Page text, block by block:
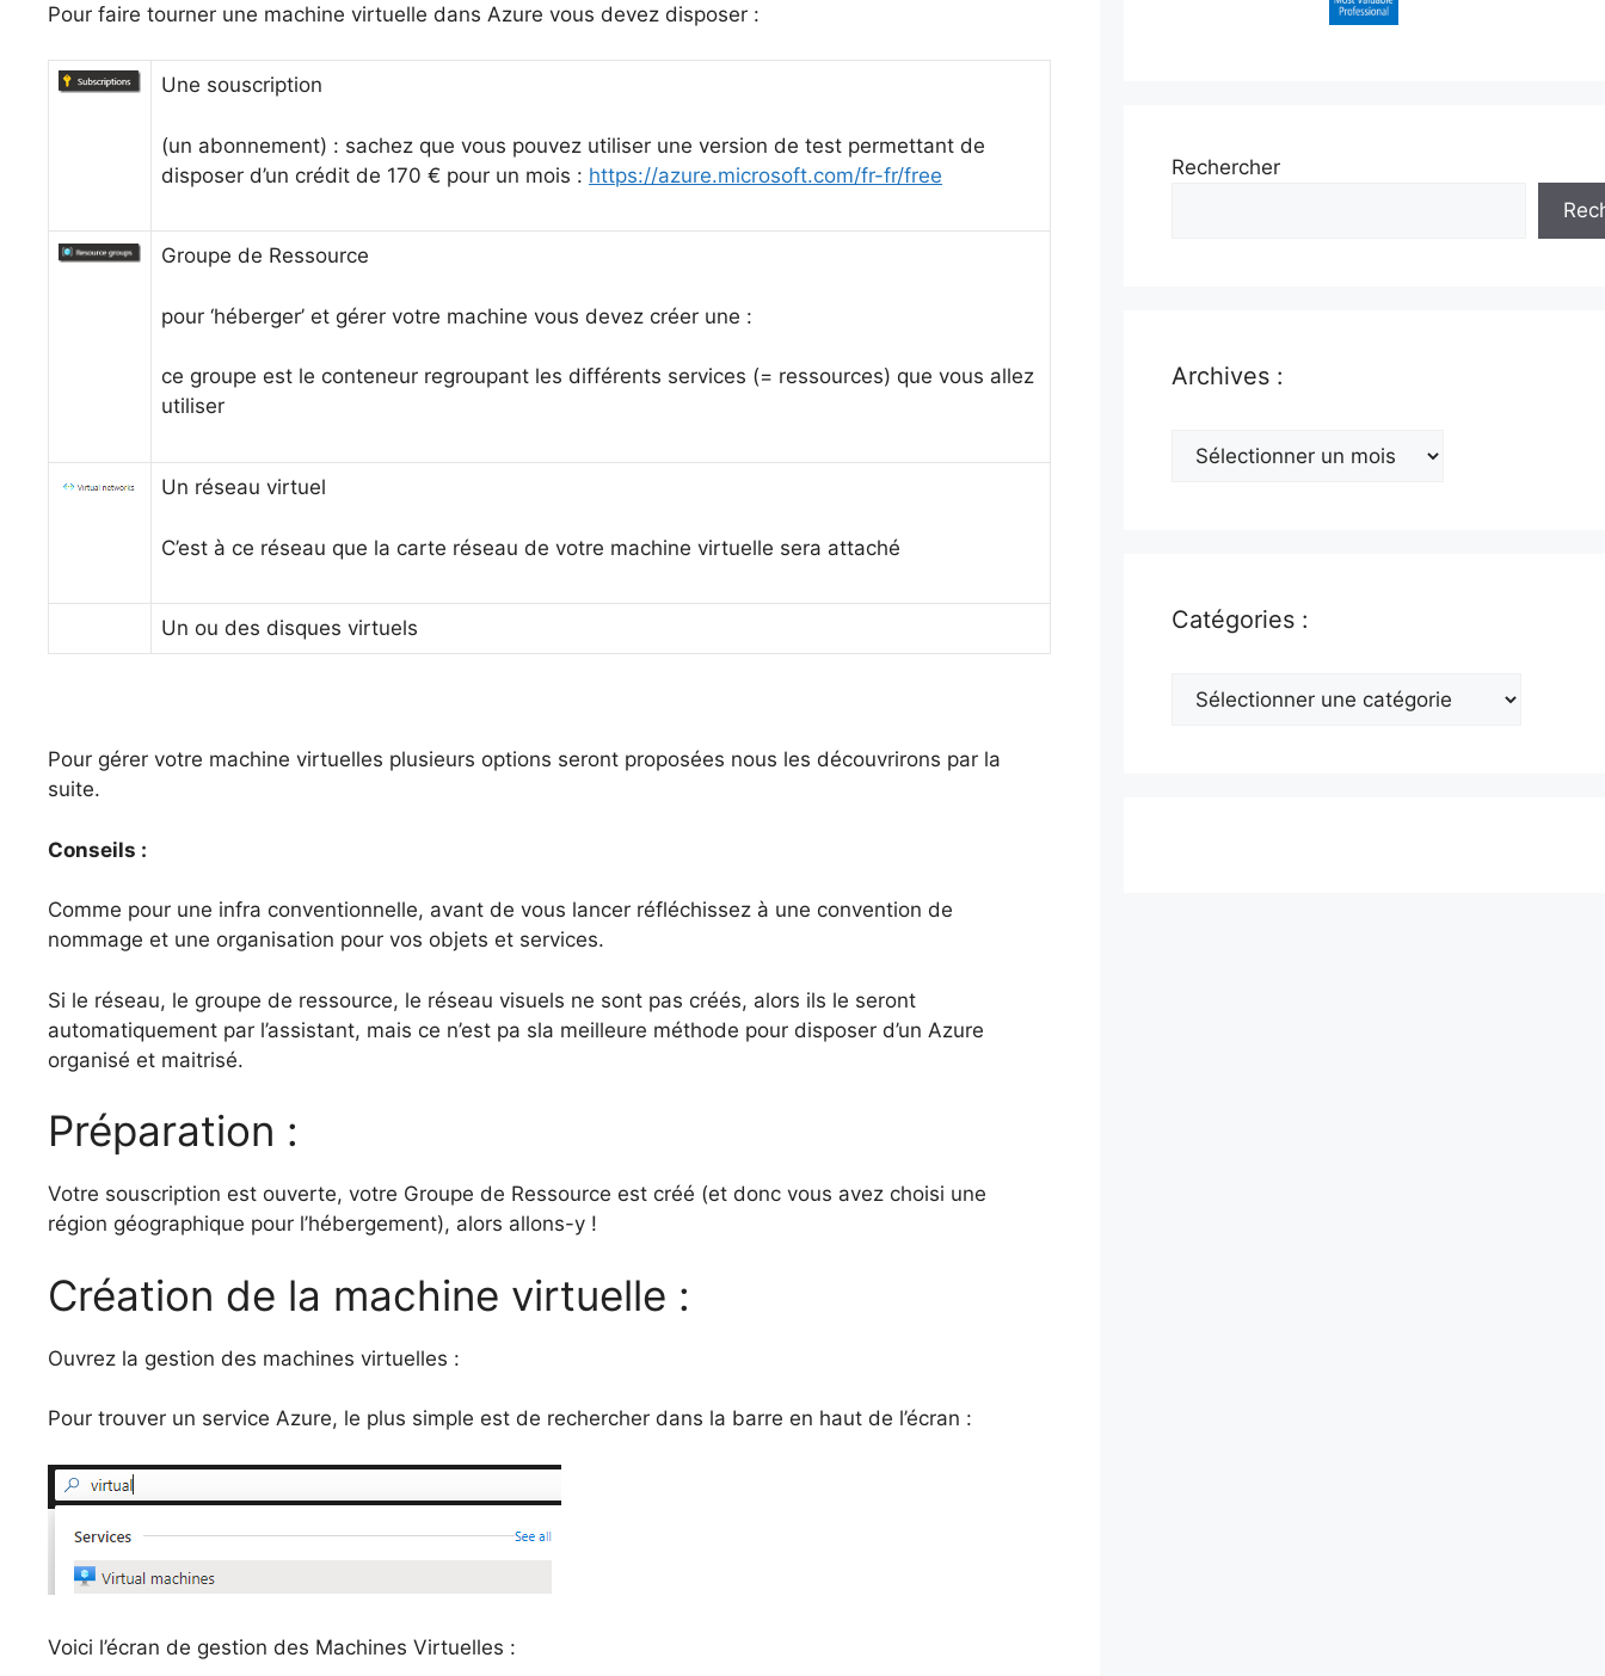
Pour faire tourner une machine virtuelle dans Azure vous devez disposer :
Une souscription
(un abonnement) : sachez que vous pouvez utiliser une version de test permettant de
disposer d’un crédit de 170 € pour un mois : https://azure.microsoft.com/fr-fr/free
Groupe de Ressource
pour ‘héberger’ et gérer votre machine vous devez créer une :
ce groupe est le conteneur regroupant les différents services (= ressources) que vous allez
utiliser
Un réseau virtuel
C’est à ce réseau que la carte réseau de votre machine virtuelle sera attaché
Un ou des disques virtuels
Pour gérer votre machine virtuelles plusieurs options seront proposées nous les découvrirons par la
suite.
Conseils :
Comme pour une infra conventionnelle, avant de vous lancer réfléchissez à une convention de
nommage et une organisation pour vos objets et services.
Si le réseau, le groupe de ressource, le réseau visuels ne sont pas créés, alors ils le seront
automatiquement par l’assistant, mais ce n’est pa sla meilleure méthode pour disposer d’un Azure
organisé et maitrisé.
Préparation :
Votre souscription est ouverte, votre Groupe de Ressource est créé (et donc vous avez choisi une
région géographique pour l’hébergement), alors allons-y !
Création de la machine virtuelle :
Ouvrez la gestion des machines virtuelles :
Pour trouver un service Azure, le plus simple est de rechercher dans la barre en haut de l’écran :
Voici l’écran de gestion des Machines Virtuelles :
Rechercher
Archives :
Archives
Catégories :
Catégories